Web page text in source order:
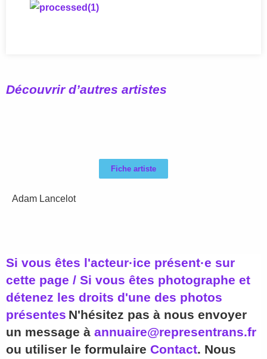
Découvrir d’autres artistes
Fiche artiste
Adam Lancelot
Si vous êtes l'acteur·ice présent·e sur
cette page / Si vous êtes photographe et
détenez les droits d'une des photos
présentes N'hésitez pas à nous envoyer
un message à annuaire@representrans.fr
ou utiliser le formulaire Contact. Nous